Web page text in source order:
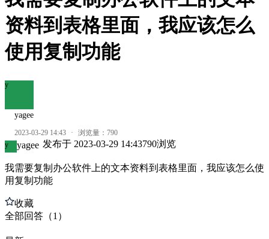
资料到表格里面，我应该怎么
使用复制功能
y
yagee
2023-03-29 14:43 · 浏览量： 790
y
yagee 发布于 2023-03-29 14:43790浏览
我需要复制办公软件上的文本资料到表格里面，我应该怎么使
用复制功能
收藏
全部回答 （1 ）